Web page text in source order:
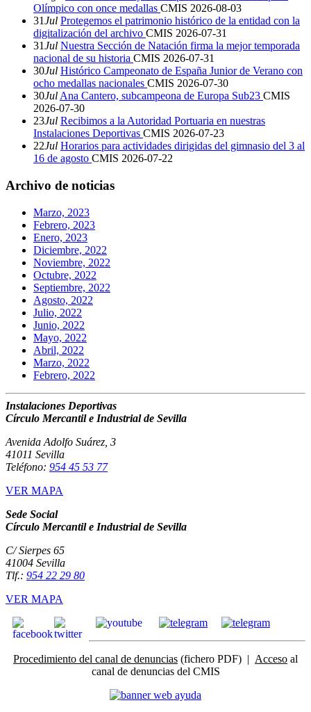
Olímpico con once medallas CMIS 2026-08-03
31Jul Protegemos el patrimonio histórico de la entidad con la
digitalización del archivo CMIS 2026-07-31
31Jul Nuestra Sección de Natación firma la mejor temporada
nacional de su historia CMIS 2026-07-31
30Jul Histórico Campeonato de España Junior de Verano con
ocho medallas nacionales CMIS 2026-07-30
30Jul Ana Cantero, subcampeona de Europa Sub23 CMIS
2026-07-30
23Jul Recibimos a la Autoridad Portuaria en nuestras
Instalaciones Deportivas CMIS 2026-07-23
22Jul Horarios para actividades dirigidas del gimnasio del 3 al
16 de agosto CMIS 2026-07-22
Archivo de noticias
Marzo, 2023
Febrero, 2023
Enero, 2023
Diciembre, 2022
Noviembre, 2022
Octubre, 2022
Septiembre, 2022
Agosto, 2022
Julio, 2022
Junio, 2022
Mayo, 2022
Abril, 2022
Marzo, 2022
Febrero, 2022
Instalaciones Deportivas
Círculo Mercantil e Industrial de Sevilla
Avenida Adolfo Suárez, 3
41011 Sevilla
Teléfono: 954 45 53 77
VER MAPA
Sede Social
Círculo Mercantil e Industrial de Sevilla
C/ Sierpes 65
41004 Sevilla
Tlf.: 954 22 29 80
VER MAPA
Procedimiento del canal de denuncias (fichero PDF) | Acceso al
canal de denuncias del CMIS